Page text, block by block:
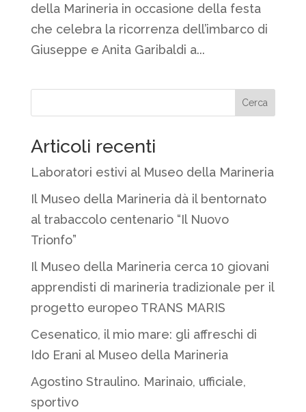
della Marineria in occasione della festa
che celebra la ricorrenza dell’imbarco di
Giuseppe e Anita Garibaldi a...
Articoli recenti
Laboratori estivi al Museo della Marineria
Il Museo della Marineria dà il bentornato
al trabaccolo centenario “Il Nuovo
Trionfo”
Il Museo della Marineria cerca 10 giovani
apprendisti di marineria tradizionale per il
progetto europeo TRANS MARIS
Cesenatico, il mio mare: gli affreschi di
Ido Erani al Museo della Marineria
Agostino Straulino. Marinaio, ufficiale,
sportivo